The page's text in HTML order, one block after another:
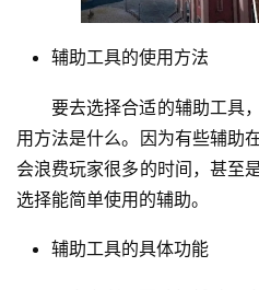
辅助工具的使用方法
要去选择合适的辅助工具
用方法是什么。因为有些辅助
会浪费玩家很多的时间，甚至
选择能简单使用的辅助。
辅助工具的具体功能